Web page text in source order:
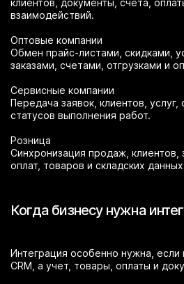
клиентов, документы, счета,
взаимодействий.
Оптовые компании
Обмен прайс-листами, скидками,
заказами, счетами, отгрузками и
Сервисные компании
Передача заявок, клиентов, услуг,
статусов выполнения работ.
Розница
Синхронизация продаж, клиентов,
оплат, товаров и складских
Когда бизнесу нужна
Интеграция особенно нужна,
CRM, а учет, товары, оплаты и